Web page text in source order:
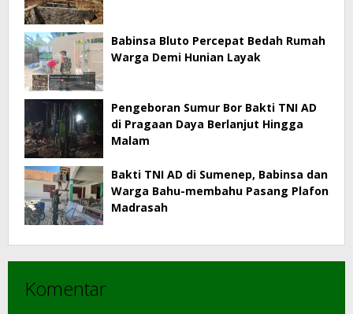
Babinsa Bluto Percepat Bedah Rumah
Warga Demi Hunian Layak
Pengeboran Sumur Bor Bakti TNI AD
di Pragaan Daya Berlanjut Hingga
Malam
Bakti TNI AD di Sumenep, Babinsa dan
Warga Bahu-membahu Pasang Plafon
Madrasah
Komentar